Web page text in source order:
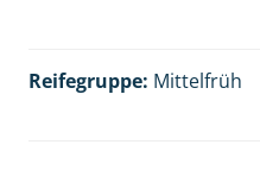
Reifegruppe: Mittelfrüh